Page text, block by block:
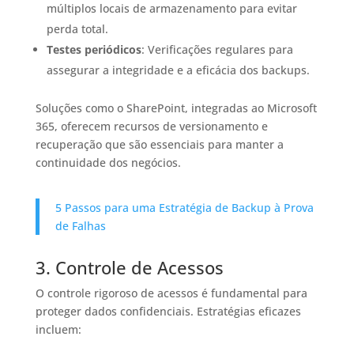
múltiplos locais de armazenamento para evitar
perda total.​
Testes periódicos: Verificações regulares para
assegurar a integridade e a eficácia dos backups.​
Soluções como o SharePoint, integradas ao Microsoft
365, oferecem recursos de versionamento e
recuperação que são essenciais para manter a
continuidade dos negócios.​
5 Passos para uma Estratégia de Backup à Prova
de Falhas
3. Controle de Acessos
O controle rigoroso de acessos é fundamental para
proteger dados confidenciais. Estratégias eficazes
incluem:​